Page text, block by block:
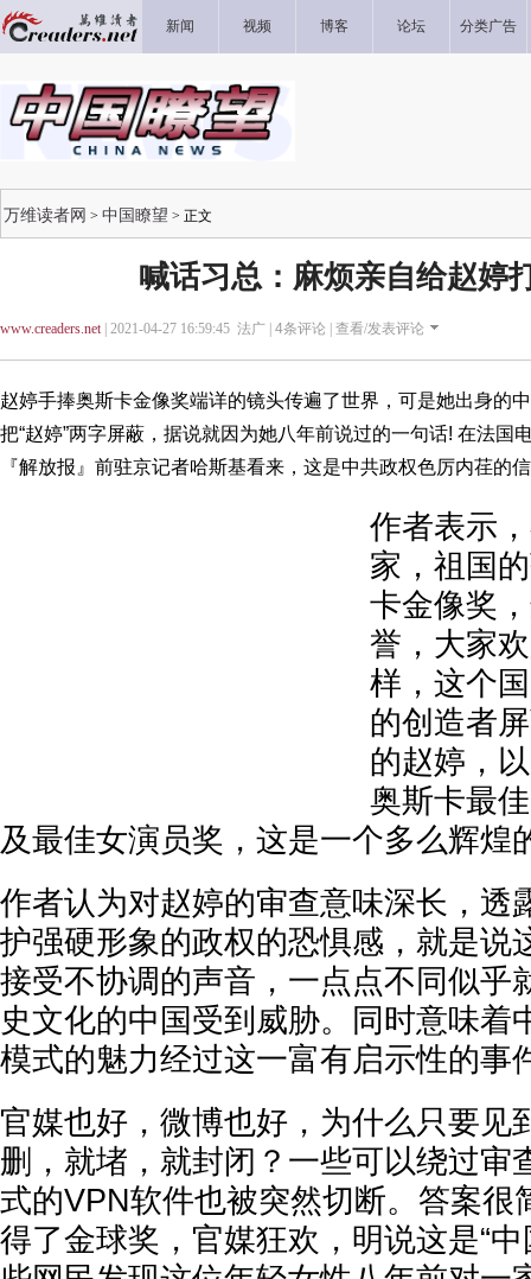
新闻 视频 博客 论坛 分类广告
万维读者网 > 中国瞭望 > 正文
喊话习总：麻烦亲自给赵婷
www.creaders.net| 2021-04-27 16:59:45 法广 | 4条评论 | 查看/发表评论
赵婷手捧奥斯卡金像奖端详的镜头传遍了世界，可是她出身的
把“赵婷”两字屏蔽，据说就因为她八年前说过的一句话! 在法国
『解放报』前驻京记者哈斯基看来，这是中共政权色厉内荏的
作者表示
家，祖国
卡金像奖
誉，大家
样，这个
的创造者
的赵婷，
奥斯卡最
及最佳女演员奖，这是一个多么辉煌
作者认为对赵婷的审查意味深长，透
护强硬形象的政权的恐惧感，就是说
接受不协调的声音，一点点不同似乎
史文化的中国受到威胁。同时意味着
模式的魅力经过这一富有启示性的事
官媒也好，微博也好，为什么只要见
删，就堵，就封闭？一些可以绕过审
式的VPN软件也被突然切断。答案很
得了金球奖，官媒狂欢，明说这是“